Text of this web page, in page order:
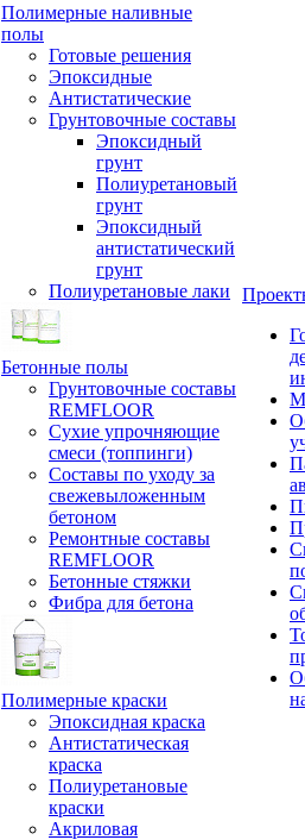
Полимерные наливные
полы
Готовые решения
Эпоксидные
Антистатические
Грунтовочные составы
Эпоксидный
грунт
Полиуретановый
грунт
Эпоксидный
антистатический
грунт
Полиуретановые лаки
Бетонные полы
Грунтовочные составы
REMFLOOR
Сухие упрочняющие
смеси (топпинги)
Составы по уходу за
свежевыложенным
бетоном
Ремонтные составы
REMFLOOR
Бетонные стяжки
Фибра для бетона
Полимерные краски
Эпоксидная краска
Антистатическая
краска
Полиуретановые
краски
Акриловая